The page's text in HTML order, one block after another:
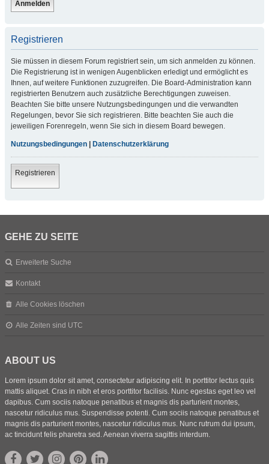
Registrieren
Sie müssen in diesem Forum registriert sein, um sich anmelden zu können.
Die Registrierung ist in wenigen Augenblicken erledigt und ermöglicht es
Ihnen, auf weitere Funktionen zuzugreifen. Die Board-Administration kann
registrierten Benutzern auch zusätzliche Berechtigungen zuweisen.
Beachten Sie bitte unsere Nutzungsbedingungen und die verwandten
Regelungen, bevor Sie sich registrieren. Bitte beachten Sie auch die
jeweiligen Forenregeln, wenn Sie sich in diesem Board bewegen.
Nutzungsbedingungen Datenschutzerklärung
Registrieren
GEHE ZU SEITE
Erweiterte Suche
Kontakt
Alle Cookies löschen
Alle Zeiten sind UTC
ABOUT US
Lorem ipsum dolor sit amet, consectetur adipiscing elit. In porttitor lectus quis
mattis aliquet. Cras in nibh et eros porttitor facilisis. Nunc egestas eget leo vel
dapibus. Cum sociis natoque penatibus et magnis dis parturient montes,
nascetur ridiculus mus. Suspendisse potenti. Cum sociis natoque penatibus et
magnis dis parturient montes, nascetur ridiculus mus. Nunc rutrum dui ipsum,
ac tincidunt felis pharetra sed. Aenean viverra sagittis interdum.